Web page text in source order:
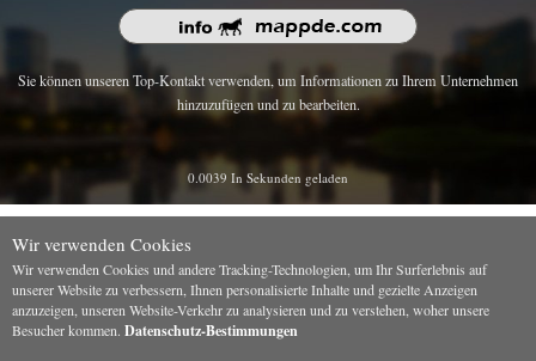
Sie können unseren Top-Kontakt verwenden, um Informationen zu Ihrem Unternehmen
hinzuzufügen und zu bearbeiten.
0.0039 In Sekunden geladen
Wir verwenden Cookies
Wir verwenden Cookies und andere Tracking-Technologien, um Ihr Surferlebnis auf
unserer Website zu verbessern, Ihnen personalisierte Inhalte und gezielte Anzeigen
anzuzeigen, unseren Website-Verkehr zu analysieren und zu verstehen, woher unsere
Besucher kommen. Datenschutz-Bestimmungen